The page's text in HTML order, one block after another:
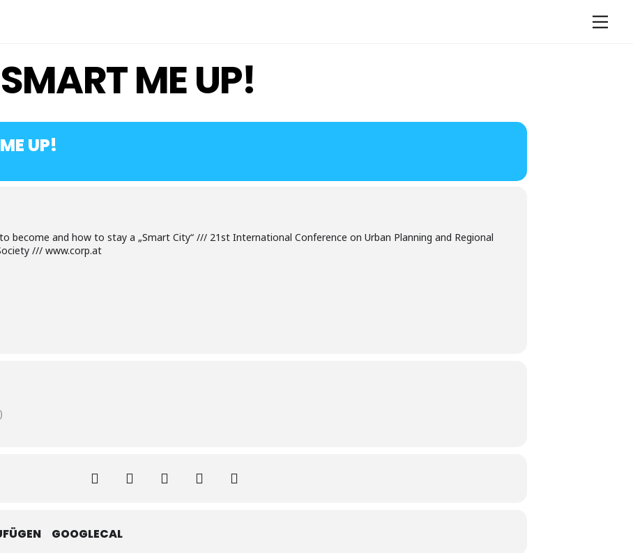
ME UP!
UP!
to become and how to stay a „Smart City“ /// 21st International Conference on Urban Planning and Regional
/// www.corp.at
GOOGLECAL